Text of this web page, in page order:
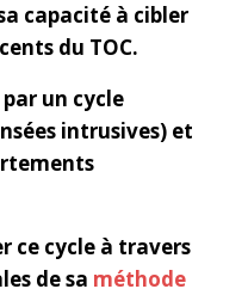
capacité à cibler
du TOC.
un cycle
intrusives) et
ce cycle à travers
de sa méthode